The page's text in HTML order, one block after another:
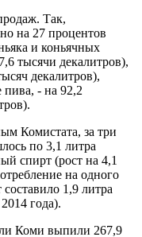
Так,
на 27 процентов
и коньячных
тысячи декалитров),
декалитров),
пива, - на 92,2
Комистата, за три
по 3,1 литра
спирт (рост на 4,1
на одного
1,9 литра
года).
Коми выпили 267,9